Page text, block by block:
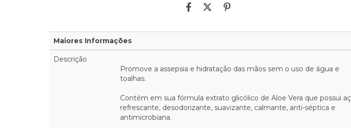
Maiores Informações
Descrição
Promove a assepsia e hidratação das mãos sem o uso de água e
toalhas.
Contém em sua fórmula extrato glicólico de Aloe Vera que possui
refrescante, desodorizante, suavizante, calmante, anti-séptica e
antimicrobiana.